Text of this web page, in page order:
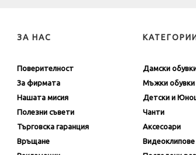
ЗА НАС
Поверителност
За фирмата
Нашата мисия
Полезни съвети
Търговска гаранция
Връщане
Дамски
Мъжки обувки
Детски и
Чанти
Аксесоари
Видеоклипове